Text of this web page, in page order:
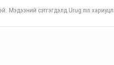
Мэдээний сэтгэгдэлд Urug.mn